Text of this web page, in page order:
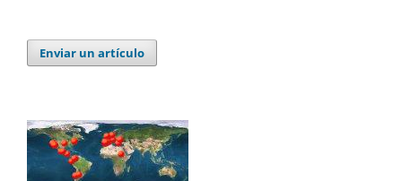
Enviar un artículo